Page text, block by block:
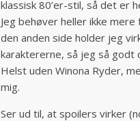
klassisk 80’er-stil, så det er
Jeg behøver heller ikke mere
den anden side holder jeg
karaktererne, så jeg så godt
Helst uden Winona Ryder,
mig.
Ser ud til, at spoilers virker